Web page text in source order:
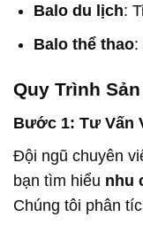
Balo du lịch:
Balo thể thao:
Quy Trình
Bước 1: Tư Vấn
Đội ngũ chuyên
bạn tìm hiểu nhu
Chúng tôi phân